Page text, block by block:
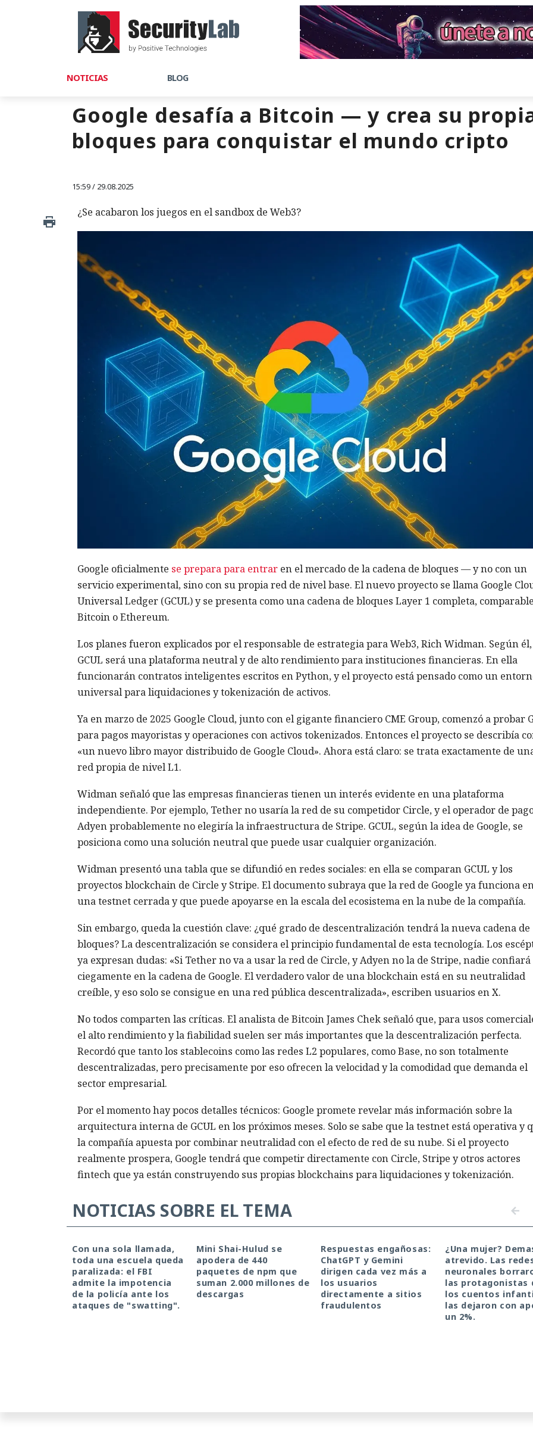
NOTICIAS BLOG
Google desafía a Bitcoin — y crea su
bloques para conquistar el mundo cripto
15:59 / 29.08.2025
¿Se acabaron los juegos en el sandbox de Web3?
Google oficialmente se prepara para entraren el mercado de la cadena de bloques — y no con un
servicio experimental, sino con su propia red de nivel base. El nuevo proyecto se llama Google
Universal Ledger (GCUL) y se presenta como una cadena de bloques Layer 1 completa,
Bitcoin o Ethereum.
Los planes fueron explicados por el responsable de estrategia para Web3, Rich Widman. Según él,
GCUL será una plataforma neutral y de alto rendimiento parainstituciones financieras. En ella
funcionarán contratos inteligentes escritos en Python, y el proyecto está pensado como un
universal para liquidaciones y tokenización de activos.
Ya en marzo de 2025 Google Cloud, junto con el gigante financiero CME Group, comenzó a probar
para pagos mayoristas y operaciones con activos tokenizados. Entonces el proyecto se describía
«un nuevo libro mayor distribuido de Google Cloud». Ahora está claro: se trata exactamente de
red propia de nivel L1.
Widman señaló que las empresas financieras tienen un interés evidente en una plataforma
independiente. Por ejemplo, Tether no usaría la red de su competidor Circle, y el operador de
Adyen probablemente no elegiría la infraestructura de Stripe. GCUL, según la idea de Google, se
posiciona como una solución neutral que puede usar cualquier organización.
Widman presentó una tabla que se difundió en redes sociales: en ella se comparan GCUL y los
proyectos blockchain de Circle y Stripe. El documento subraya que la red de Google ya funciona
una testnet cerrada y que puede apoyarse en la escala del ecosistema en la nube de la compañía.
Sin embargo, queda la cuestión clave: ¿qué grado de descentralización tendrá la nueva cadena de
bloques? La descentralizaciónse considera el principio fundamental de esta tecnología. Los
ya expresan dudas: «Si Tether no va a usar la red de Circle, y Adyen no la de Stripe, nadie confiará
ciegamente en la cadena de Google. El verdadero valor de una blockchain está en su neutralidad
creíble, y eso solo se consigue en una red pública descentralizada», escriben usuarios en X.
No todos comparten las críticas. El analista de Bitcoin James Chek señaló que, para usos
el alto rendimiento y la fiabilidad suelen ser más importantes que la descentralización perfecta.
Recordó que tanto los stablecoins como las redes L2 populares, como Base, no son totalmente
descentralizadas, pero precisamente por eso ofrecen la velocidad y la comodidad que demanda el
sector empresarial.
Por el momento hay pocos detalles técnicos: Google promete revelar más información sobre la
arquitectura interna de GCUL en los próximos meses. Solo se sabe que la testnet está operativa y
la compañía apuesta por combinar neutralidad con el efecto de red de su nube. Si el proyecto
realmente prospera, Google tendrá que competir directamente con Circle, Stripe y otros actores
fintech que ya están construyendo sus propias blockchains para liquidaciones y tokenización.
NOTICIAS SOBRE EL TEMA
Con una sola llamada,
toda una escuela queda
paralizada: el FBI
admite la impotencia
de la policía ante los
ataques de "swatting".
Mini Shai-Hulud se
apodera de 440
paquetes de npm que
suman 2.000 millones de
descargas
Respuestas engañosas:
ChatGPT y Gemini
dirigen cada vez más a
los usuarios
directamente a sitios
fraudulentos
¿Una mujer?
atrevido. Las
neuronales
las protagonistas
los cuentos
las dejaron con
un 2%.